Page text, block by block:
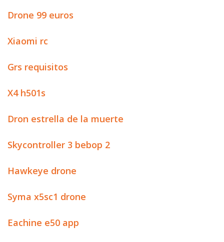
Drone 99 euros
Xiaomi rc
Grs requisitos
X4 h501s
Dron estrella de la muerte
Skycontroller 3 bebop 2
Hawkeye drone
Syma x5sc1 drone
Eachine e50 app